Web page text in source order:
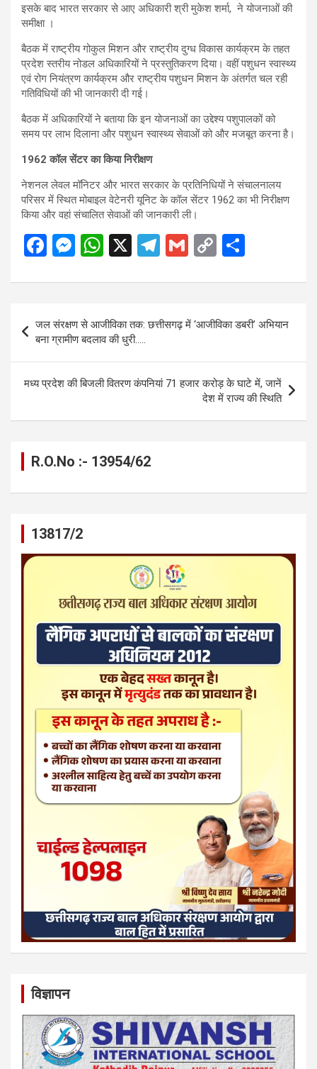
इसके बाद भारत सरकार से आए अधिकारी श्री मुकेश शर्मा, ने योजनाओं की
समीक्षा ।
बैठक में राष्ट्रीय गोकुल मिशन और राष्ट्रीय दुग्ध विकास कार्यक्रम के तहत
प्रदेश स्तरीय नोडल अधिकारियों ने प्रस्तुतिकरण दिया। वहीं पशुधन स्वास्थ्य
एवं रोग नियंत्रण कार्यक्रम और राष्ट्रीय पशुधन मिशन के अंतर्गत चल रही
गतिविधियों की भी जानकारी दी गई।
बैठक में अधिकारियों ने बताया कि इन योजनाओं का उद्देश्य पशुपालकों को
समय पर लाभ दिलाना और पशुधन स्वास्थ्य सेवाओं को और मजबूत करना है।
1962 कॉल सेंटर का किया निरीक्षण
नेशनल लेवल मॉनिटर और भारत सरकार के प्रतिनिधियों ने संचालनालय
परिसर में स्थित मोबाइल वेटेनरी यूनिट के कॉल सेंटर 1962 का भी निरीक्षण
किया और वहां संचालित सेवाओं की जानकारी ली।
F
ce
b
o
o
k
M
se
n
g
er
W
at
s
A
p
p
X
T
e
gr
a
m
G
ail
C
py
Li
n
k
ar
e
navigation
जल संरक्षण से आजीविका तक: छत्तीसगढ़ में ‘आजीविका डबरी’ अभियान
बना ग्रामीण बदलाव की धुरी…..
मध्य प्रदेश की बिजली वितरण कंपनियां 71 हजार करोड़ के घाटे में, जानें
देश में राज्य की स्थिति
R.O.No :- 13954/62
13817/2
विज्ञापन